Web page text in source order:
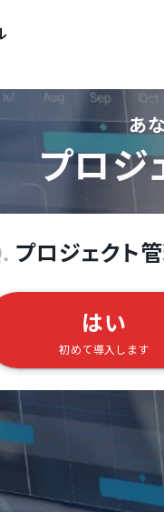
あ
プロジ
プロジェクト
はい
初めて導入します